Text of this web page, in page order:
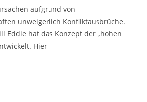
aufgrund von
unweigerlich Konfliktausbrüche.
Eddie hat das Konzept der „hohen
Hier